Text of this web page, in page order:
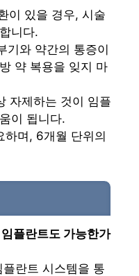
이 있을 경우, 시술
니다.
기와 약간의 통증이
약 복용을 잊지 마
자제하는 것이 임플
이 됩니다.
하며, 6개월 단위의
플란트도 가능한가
란트 시스템을 통